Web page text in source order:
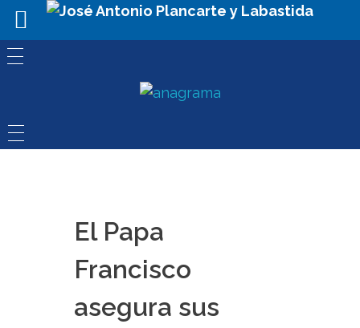
El Papa
Francisco
asegura sus